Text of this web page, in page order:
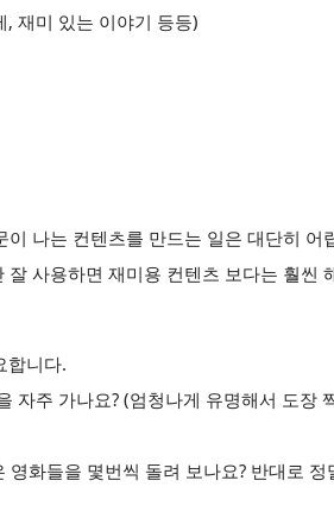
재미 있는 이야기 등등)
나는 컨텐츠를 만드는 일은 대단히 어
사용하면 재미용 컨텐츠 보다는 훨씬
합니다.
자주 가나요? (엄청나게 유명해서 도장
화들을 몇번씩 돌려 보나요? 반대로 정